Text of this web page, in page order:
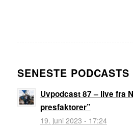
SENESTE PODCASTS
Uvpodcast 87 – live fra
presfaktorer”
19. juni 2023 - 17:24